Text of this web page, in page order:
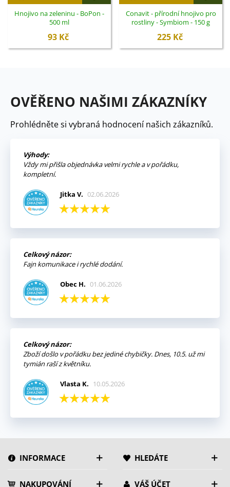
Hnojivo na zeleninu - BoPon -
500 ml
93 Kč
Conavit - přírodní hnojivo pro
rostliny - Symbiom - 150 g
225 Kč
OVĚŘENO NAŠIMI ZÁKAZNÍKY
Prohlédněte si vybraná hodnocení našich zákazníků.
Výhody:
Vždy mi přišla objednávka velmi rychle a v pořádku,
kompletní.
Jitka V. 02.06.2026
Celkový názor:
Fajn komunikace i rychlé dodání.
Obec H. 01.06.2026
Celkový názor:
Zboží došlo v pořádku bez jediné chybičky. Dnes, 10.5. už mi
tymián raší z květníku.
Vlasta K. 10.05.2026
INFORMACE HLEDÁTE
NAKUPOVÁNÍ VÁŠ ÚČET